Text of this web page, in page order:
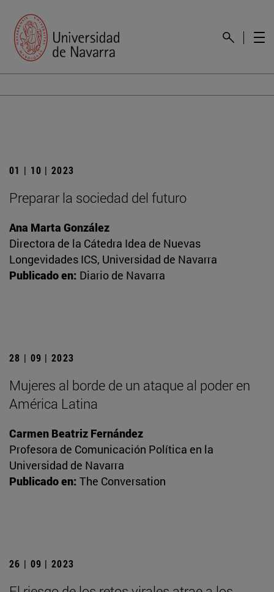
01 | 10 | 2023
Preparar la sociedad del futuro
Ana Marta González
Directora de la Cátedra Idea de Nuevas
Longevidades ICS, Universidad de Navarra
Publicado en: Diario de Navarra
28 | 09 | 2023
Mujeres al borde de un ataque al poder en
América Latina
Carmen Beatriz Fernández
Profesora de Comunicación Política en la
Universidad de Navarra
Publicado en: The Conversation
26 | 09 | 2023